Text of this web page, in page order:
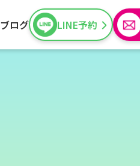
ブログ LINE予約